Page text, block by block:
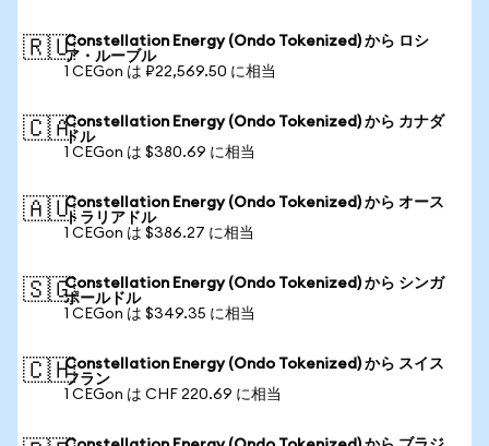
🇷🇺Constellation Energy (Ondo Tokenized) から ロシ
ア・ルーブル
1 CEGon は ₽22,569.50 に相当
🇨🇦Constellation Energy (Ondo Tokenized) から カナダ
ドル
1 CEGon は $380.69 に相当
🇦🇺Constellation Energy (Ondo Tokenized) から オース
トラリアドル
1 CEGon は $386.27 に相当
🇸🇬Constellation Energy (Ondo Tokenized) から シンガ
ポールドル
1 CEGon は $349.35 に相当
🇨🇭Constellation Energy (Ondo Tokenized) から スイス
フラン
1 CEGon は CHF 220.69 に相当